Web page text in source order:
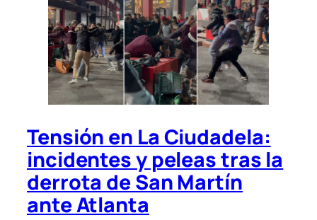
Tensión en La Ciudadela:
incidentes y peleas tras la
derrota de San Martín
ante Atlanta